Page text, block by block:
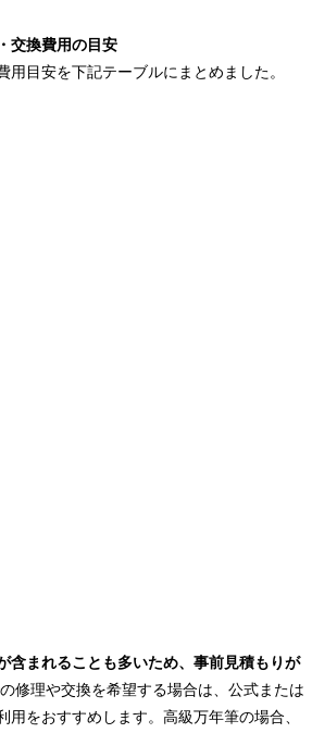
交換費用の目安
用目安を下記テーブルにまとめました。
含まれることも多いため、事前見積もりが
修理や交換を希望する場合は、公式または
用をおすすめします。高級万年筆の場合、